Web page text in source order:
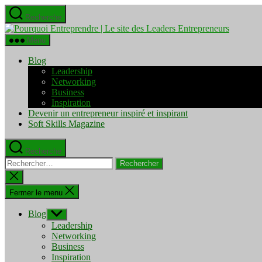
Aller
au
contenu
Recherche
Pourquoi
Menu
Blog
Leadership
Networking
Business
Inspiration
Devenir un entrepreneur inspiré et inspirant
Soft Skills Magazine
Recherche
Rechercher :
Fermer
la
recherche
Fermer le menu
Blog Afficher
le
sous-
menu
Leadership
Networking
Business
Inspiration